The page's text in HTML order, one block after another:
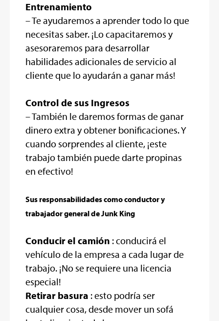
Entrenamiento
– Te ayudaremos a aprender todo lo que
necesitas saber. ¡Lo capacitaremos y
asesoraremos para desarrollar
habilidades adicionales de servicio al
cliente que lo ayudarán a ganar más!
Control de sus Ingresos
– También le daremos formas de ganar
dinero extra y obtener bonificaciones. Y
cuando sorprendes al cliente, ¡este
trabajo también puede darte propinas
en efectivo!
Sus responsabilidades como conductor y
trabajador general de Junk King
Conducir el camión : conducirá el
vehículo de la empresa a cada lugar de
trabajo. ¡No se requiere una licencia
especial!
Retirar basura : esto podría ser
cualquier cosa, desde mover un sofá